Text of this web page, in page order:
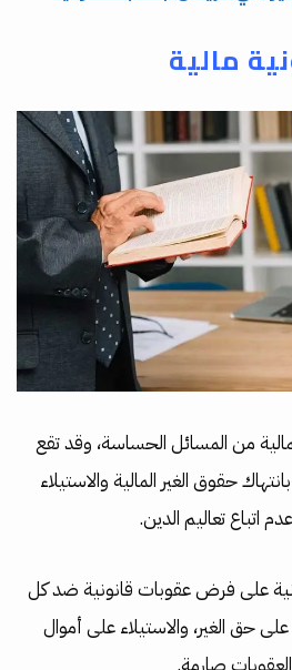
مالية
من المسائل الحساسة، وقد تقع
حقوق الغير المالية والاستيلاء
اتباع تعاليم الدين.
على فرض عقوبات قانونية ضد كل
حق الغير، والاستيلاء على أموال